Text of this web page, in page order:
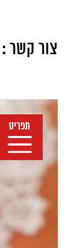
צור קשר :